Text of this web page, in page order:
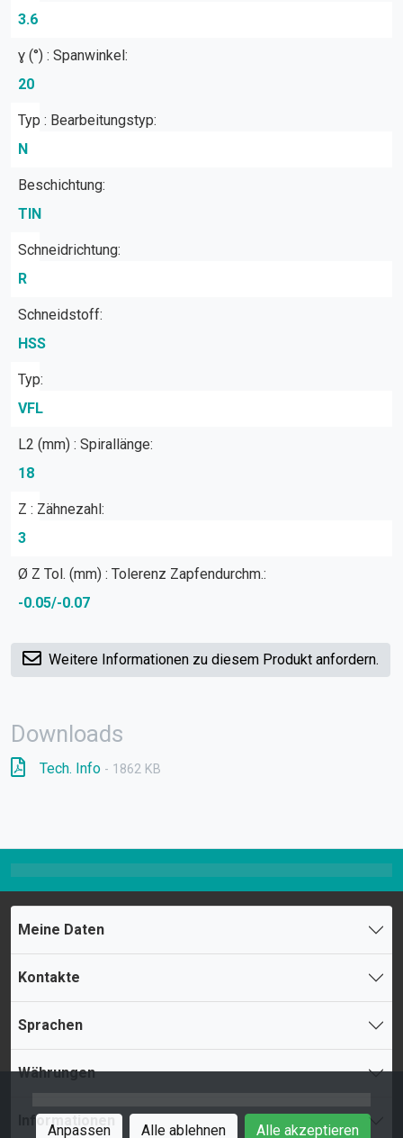
3.6
ɣ (°) : Spanwinkel:
20
Typ : Bearbeitungstyp:
N
Beschichtung:
TIN
Schneidrichtung:
R
Schneidstoff:
HSS
Typ:
VFL
L2 (mm) : Spirallänge:
18
Z : Zähnezahl:
3
Ø Z Tol. (mm) : Tolerenz Zapfendurchm.:
-0.05/-0.07
Weitere Informationen zu diesem Produkt anfordern.
Downloads
Tech. Info - 1862 KB
Meine Daten
Kontakte
Sprachen
Währungen
Informationen
Anpassen Alle ablehnen Alle akzeptieren